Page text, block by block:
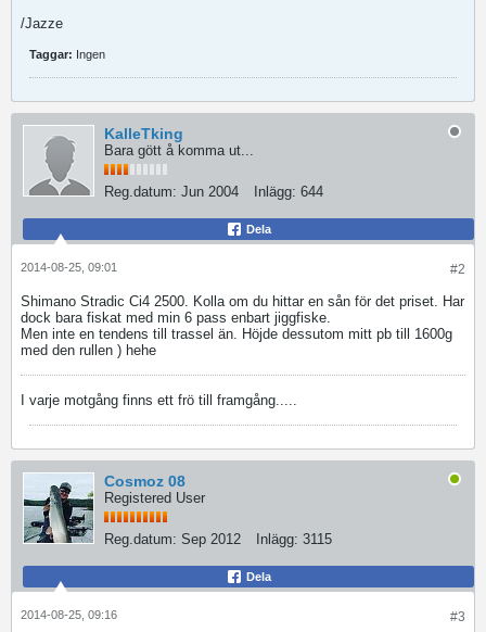
/Jazze
Taggar: Ingen
KalleTking
Bara gött å komma ut...
Reg.datum: Jun 2004 Inlägg: 644
Dela
#2
2014-08-25, 09:01
Shimano Stradic Ci4 2500. Kolla om du hittar en sån för det priset. Har
dock bara fiskat med min 6 pass enbart jiggfiske.
Men inte en tendens till trassel än. Höjde dessutom mitt pb till 1600g
med den rullen ) hehe
I varje motgång finns ett frö till framgång.....
Cosmoz 08
Registered User
Reg.datum: Sep 2012 Inlägg: 3115
Dela
#3
2014-08-25, 09:16